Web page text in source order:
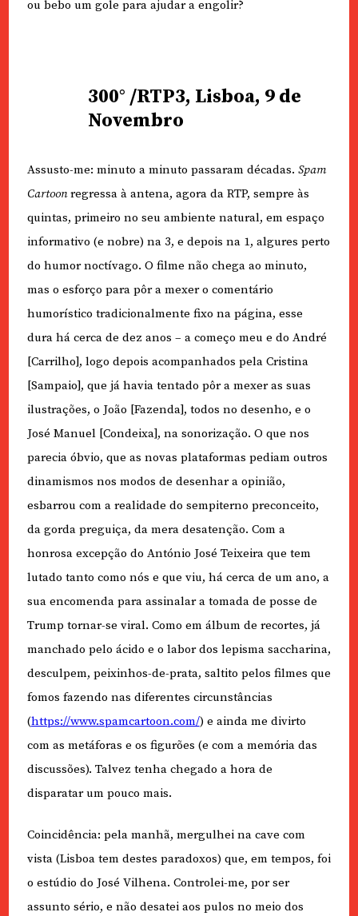
ou bebo um gole para ajudar a engolir?
300° /RTP3, Lisboa, 9 de
Novembro
Assusto-me: minuto a minuto passaram décadas. Spam
Cartoonregressa à antena, agora da RTP, sempre às
quintas, primeiro no seu ambiente natural, em espaço
informativo (e nobre) na 3, e depois na 1, algures perto
do humor noctívago. O filme não chega ao minuto,
mas o esforço para pôr a mexer o comentário
humorístico tradicionalmente fixo na página, esse
dura há cerca de dez anos – a começo meu e do André
[Carrilho], logo depois acompanhados pela Cristina
[Sampaio], que já havia tentado pôr a mexer as suas
ilustrações, o João [Fazenda], todos no desenho, e o
José Manuel [Condeixa], na sonorização. O que nos
parecia óbvio, que as novas plataformas pediam outros
dinamismos nos modos de desenhar a opinião,
esbarrou com a realidade do sempiterno preconceito,
da gorda preguiça, da mera desatenção. Com a
honrosa excepção do António José Teixeira que tem
lutado tanto como nós e que viu, há cerca de um ano, a
sua encomenda para assinalar a tomada de posse de
Trump tornar-se viral. Como em álbum de recortes, já
manchado pelo ácido e o labor dos lepisma saccharina,
desculpem, peixinhos-de-prata, saltito pelos filmes que
fomos fazendo nas diferentes circunstâncias
(https://www.spamcartoon.com/) e ainda me divirto
com as metáforas e os figurões (e com a memória das
discussões). Talvez tenha chegado a hora de
disparatar um pouco mais.
Coincidência: pela manhã, mergulhei na cave com
vista (Lisboa tem destes paradoxos) que, em tempos, foi
o estúdio do José Vilhena. Controlei-me, por ser
assunto sério, e não desatei aos pulos no meio dos